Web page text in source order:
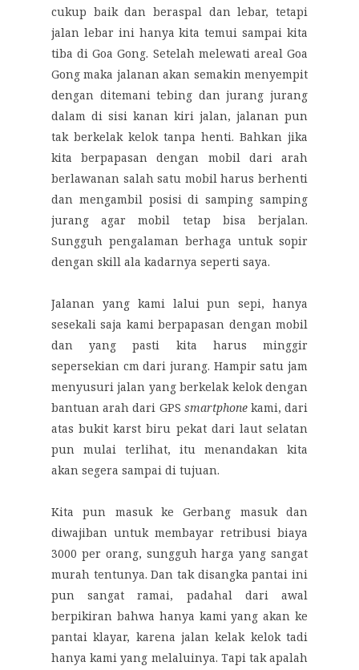
cukup baik dan beraspal dan lebar, tetapi
jalan lebar ini hanya kita temui sampai kita
tiba di Goa Gong. Setelah melewati areal Goa
Gong maka jalanan akan semakin menyempit
dengan ditemani tebing dan jurang jurang
dalam di sisi kanan kiri jalan, jalanan pun
tak berkelak kelok tanpa henti. Bahkan jika
kita berpapasan dengan mobil dari arah
berlawanan salah satu mobil harus berhenti
dan mengambil posisi di samping samping
jurang agar mobil tetap bisa berjalan.
Sungguh pengalaman berhaga untuk sopir
dengan skill ala kadarnya seperti saya.
Jalanan yang kami lalui pun sepi, hanya
sesekali saja kami berpapasan dengan mobil
dan yang pasti kita harus minggir
sepersekian cm dari jurang. Hampir satu jam
menyusuri jalan yang berkelak kelok dengan
bantuan arah dari GPS smartphonekami, dari
atas bukit karst biru pekat dari laut selatan
pun mulai terlihat, itu menandakan kita
akan segera sampai di tujuan.
Kita pun masuk ke Gerbang masuk dan
diwajiban untuk membayar retribusi biaya
3000 per orang, sungguh harga yang sangat
murah tentunya. Dan tak disangka pantai ini
pun sangat ramai, padahal dari awal
berpikiran bahwa hanya kami yang akan ke
pantai klayar, karena jalan kelak kelok tadi
hanya kami yang melaluinya. Tapi tak apalah